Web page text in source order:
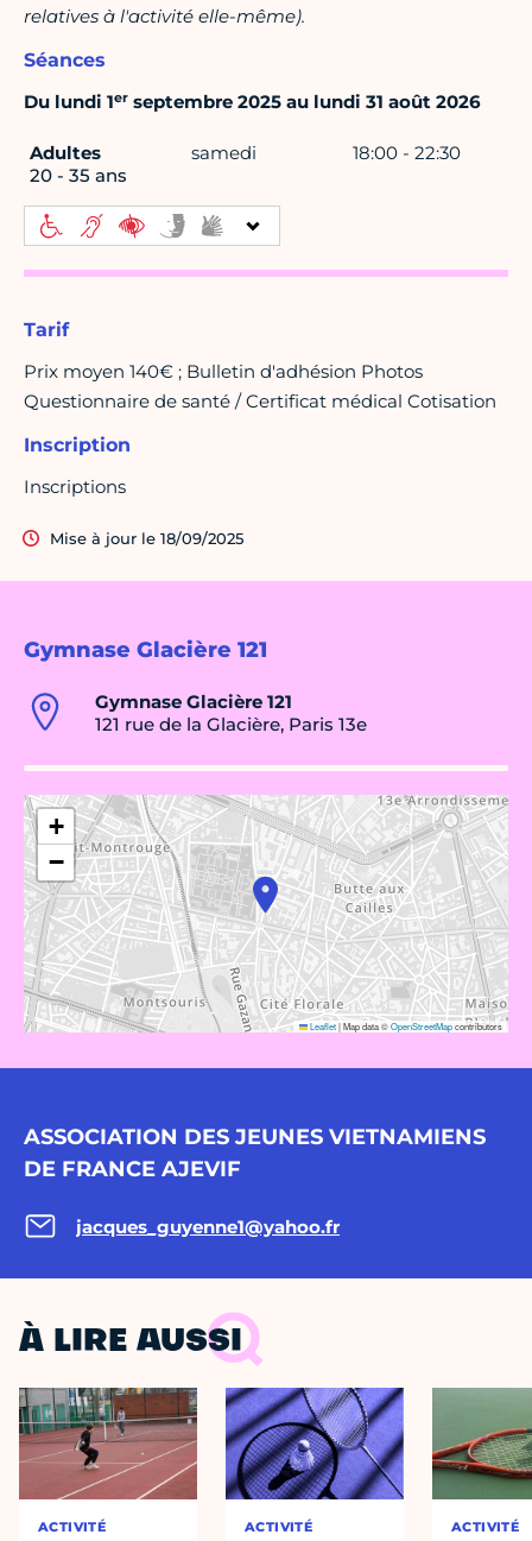
Gymnase Glacière 121
Gymnase Glacière 121
121 rue de la Glacière, Paris 13e
+
−
Leaflet|Map data ©OpenStreetMapcontributors
ASSOCIATION DES JEUNES VIETNAMIENS
DE FRANCE AJEVIF
jacques_guyenne1@yahoo.fr
relatives à l'activité elle-même).
Séances
Du lundi 1er septembre 2025 au lundi 31 août 2026
Adultes
20 - 35 ans
samedi 18:00 - 22:30
Tarif
Prix moyen 140€ ; Bulletin d'adhésion Photos
Questionnaire de santé / Certificat médical Cotisation
Inscription
Inscriptions
Mise à jour le 18/09/2025
À LIRE AUSSI
ACTIVITÉ ACTIVITÉ ACTIVITÉ